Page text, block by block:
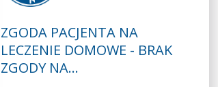
ZGODA PACJENTA NA
LECZENIE DOMOWE - BRAK
ZGODY NA…